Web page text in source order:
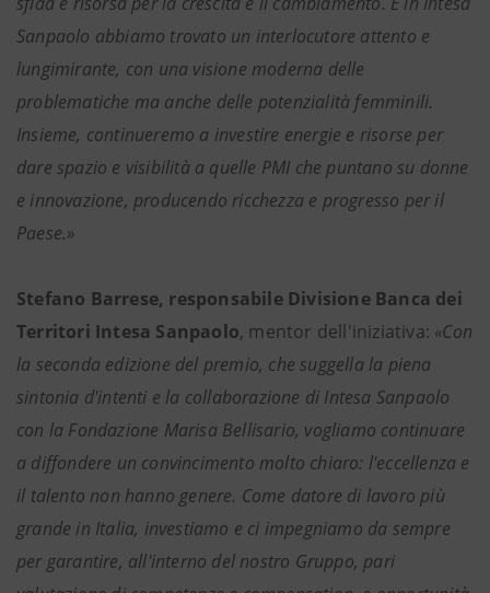
Sanpaolo abbiamo trovato un interlocutore attento e
lungimirante, con una visione moderna delle
problematiche ma anche delle potenzialità femminili.
Insieme, continueremo a investire energie e risorse per
dare spazio e visibilità a quelle PMI che puntano su donne
e innovazione, producendo ricchezza e progresso per il
Paese.»
Stefano Barrese, responsabile Divisione Banca dei
Territori Intesa Sanpaolo, mentor dell'iniziativa: «Con
la seconda edizione del premio, che suggella la piena
sintonia d'intenti e la collaborazione di Intesa Sanpaolo
con la Fondazione Marisa Bellisario, vogliamo continuare
a diffondere un convincimento molto chiaro: l'eccellenza e
il talento non hanno genere. Come datore di lavoro più
grande in Italia, investiamo e ci impegniamo da sempre
per garantire, all'interno del nostro Gruppo, pari